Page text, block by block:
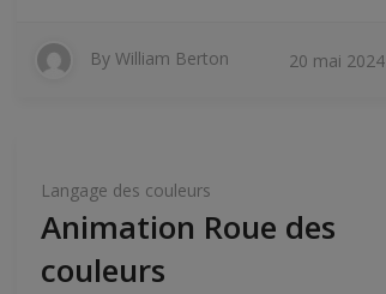
By William Berton 20 mai 2024
Langage des couleurs
Animation Roue des
couleurs